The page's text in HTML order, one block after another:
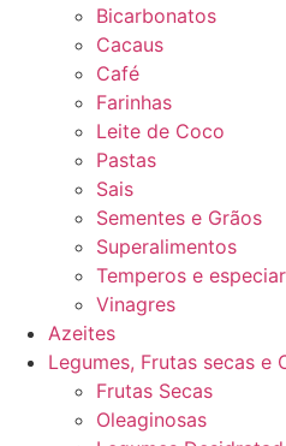
Bicarbonatos
Cacaus
Café
Farinhas
Leite de Coco
Pastas
Sais
Sementes e Grãos
Superalimentos
Temperos e
Vinagres
Azeites
Legumes, Frutas secas e
Frutas Secas
Oleaginosas